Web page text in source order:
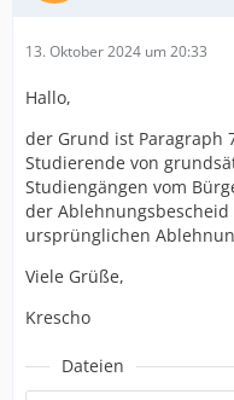
13. Oktober 2024 um 20:33
Hallo,
der Grund ist Paragraph
Studierende von
Studiengängen vom
der
ursprünglichen
Viele Grüße,
Krescho
Dateien